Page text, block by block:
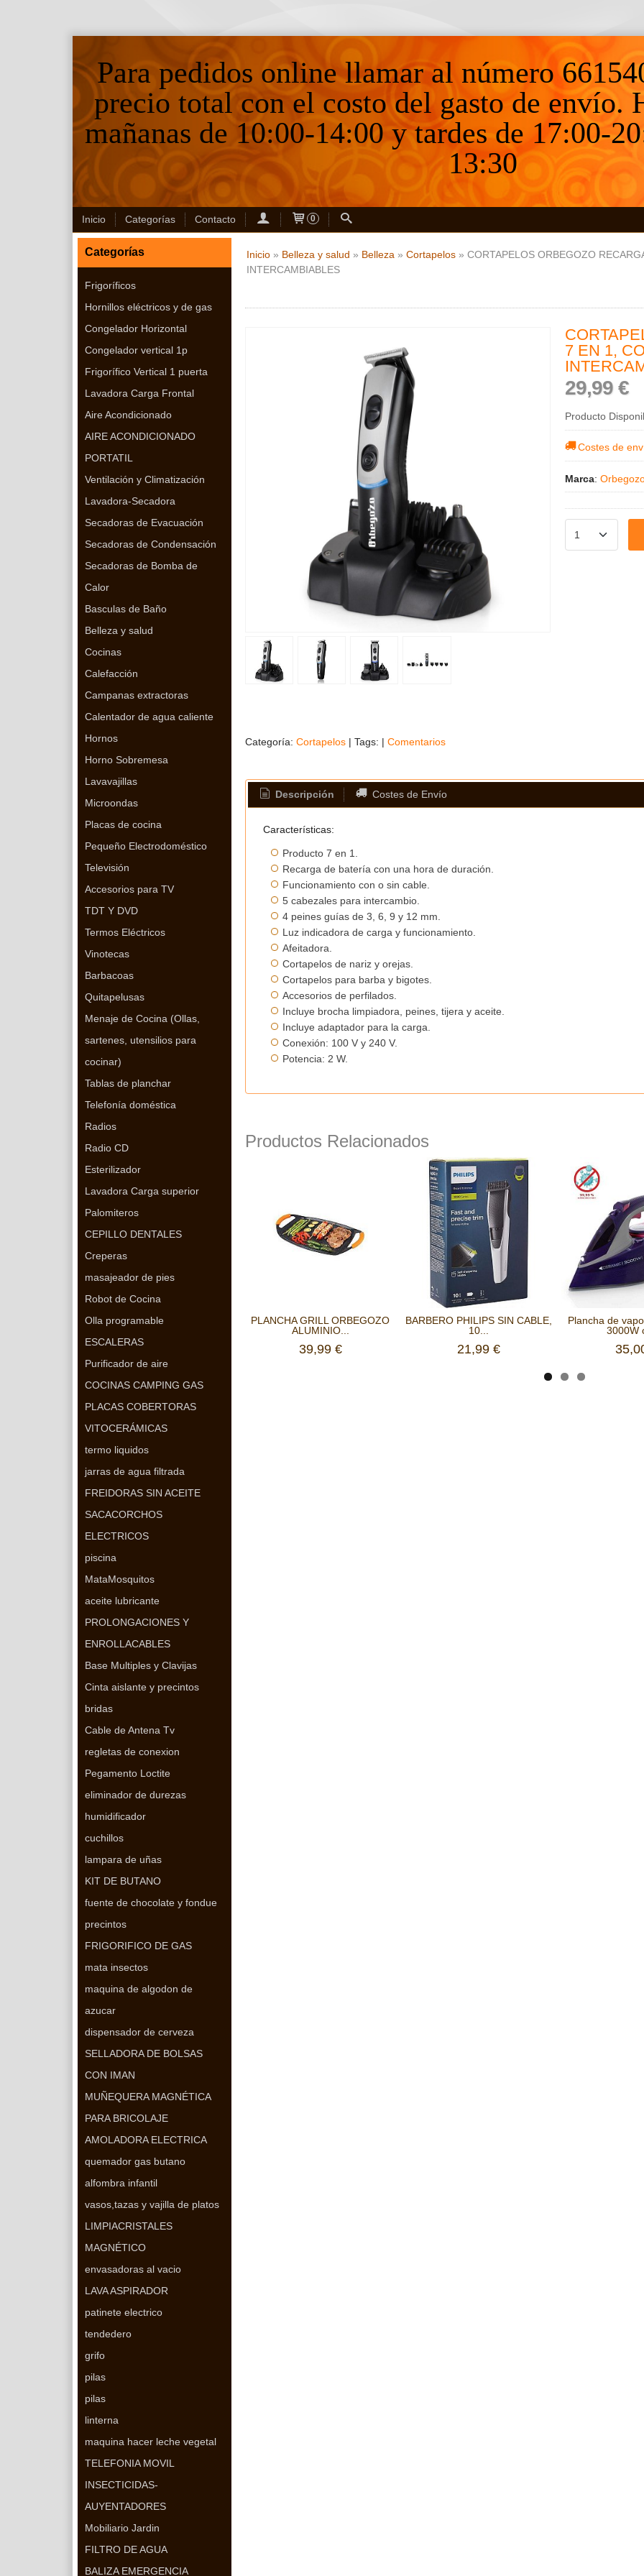
Para pedidos online llamar al número
precio total con el costo del gasto de envío.
mañanas de 10:00-14:00 y tardes de 17:00-
13:30
Inicio Categorías Contacto 0
Categorías
Frigoríficos
Hornillos eléctricos y de gas
Congelador Horizontal
Congelador vertical 1p
Frigorífico Vertical 1 puerta
Lavadora Carga Frontal
Aire Acondicionado
AIRE ACONDICIONADO
PORTATIL
Ventilación y Climatización
Lavadora-Secadora
Secadoras de Evacuación
Secadoras de Condensación
Secadoras de Bomba de
Calor
Basculas de Baño
Belleza y salud
Cocinas
Calefacción
Campanas extractoras
Calentador de agua caliente
Hornos
Horno Sobremesa
Lavavajillas
Microondas
Placas de cocina
Pequeño Electrodoméstico
Televisión
Accesorios para TV
TDT Y DVD
Termos Eléctricos
Vinotecas
Barbacoas
Quitapelusas
Menaje de Cocina (Ollas,
sartenes, utensilios para
cocinar)
Tablas de planchar
Telefonía doméstica
Radios
Radio CD
Esterilizador
Lavadora Carga superior
Palomiteros
CEPILLO DENTALES
Creperas
masajeador de pies
Robot de Cocina
Olla programable
ESCALERAS
Purificador de aire
COCINAS CAMPING GAS
PLACAS COBERTORAS
VITOCERÁMICAS
termo liquidos
jarras de agua filtrada
FREIDORAS SIN ACEITE
SACACORCHOS
ELECTRICOS
piscina
MataMosquitos
aceite lubricante
PROLONGACIONES Y
ENROLLACABLES
Base Multiples y Clavijas
Cinta aislante y precintos
bridas
Cable de Antena Tv
regletas de conexion
Pegamento Loctite
eliminador de durezas
humidificador
cuchillos
lampara de uñas
KIT DE BUTANO
fuente de chocolate y fondue
precintos
FRIGORIFICO DE GAS
mata insectos
maquina de algodon de
azucar
dispensador de cerveza
SELLADORA DE BOLSAS
CON IMAN
MUÑEQUERA MAGNÉTICA
PARA BRICOLAJE
AMOLADORA ELECTRICA
quemador gas butano
alfombra infantil
vasos,tazas y vajilla de platos
LIMPIACRISTALES
MAGNÉTICO
envasadoras al vacio
LAVA ASPIRADOR
patinete electrico
tendedero
grifo
pilas
pilas
linterna
maquina hacer leche vegetal
TELEFONIA MOVIL
INSECTICIDAS-
AUYENTADORES
Mobiliario Jardin
FILTRO DE AGUA
BALIZA EMERGENCIA
Inicio» Belleza y salud » Belleza » Cortapelos» CORTAPELOS ORBEGOZO
INTERCAMBIABLES
7 EN 1,
29,99 €
Producto
Costes de
Marca:
Categoría: Cortapelos| Tags: | Comentarios
Descripción Costes de Envío
Características:
Producto 7 en 1.
Recarga de batería con una hora de duración.
Funcionamiento con o sin cable.
5 cabezales para intercambio.
4 peines guías de 3, 6, 9 y 12 mm.
Luz indicadora de carga y funcionamiento.
Afeitadora.
Cortapelos de nariz y orejas.
Cortapelos para barba y bigotes.
Accesorios de perfilados.
Incluye brocha limpiadora, peines, tijera y aceite.
Incluye adaptador para la carga.
Conexión: 100 V y 240 V.
Potencia: 2 W.
Productos Relacionados
PLANCHA GRILL ORBEGOZO
ALUMINIO...
39,99 €
BARBERO PHILIPS SIN CABLE,
10...
21,99 €
Plancha de
3000W